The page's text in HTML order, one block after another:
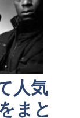
人気
まと